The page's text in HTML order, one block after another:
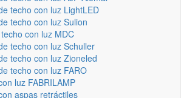
techo con luz LightLED
techo con luz Sulion
con luz MDC
techo con luz Schuller
techo con luz Zioneled
techo con luz FARO
luz FABRILAMP
aspas retráctiles